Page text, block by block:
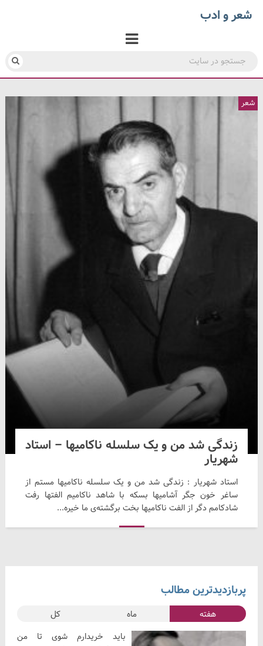
شعر و ادب
زندگی شد من و یک سلسله ناکامیها – استاد
شهریار
استاد شهریار : زندگی شد من و یک سلسله ناکامیها مستم از
ساغر خون جگر آشامیها بسکه با شاهد ناکامیم الفتها رفت
شادکامم دگر از الفت ناکامیها بخت برگشته‌ی ما خیره...
شعر
پربازدیدترین مطالب
هفته ماه کل
باید خریدارم شوی تا من